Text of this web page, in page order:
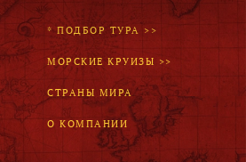
* ПОДБОР ТУРА >>
МОРСКИЕ КРУИЗЫ >>
СТРАНЫ МИРА
О КОМПАНИИ